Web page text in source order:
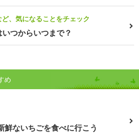
、気になることをチェック
つからいつまで？
め
鮮ないちごを食べに行こう